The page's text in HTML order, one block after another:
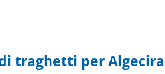
traghetti per